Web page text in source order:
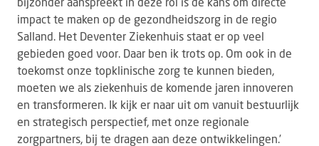
impact te maken op de gezondheidszorg in de regio
Salland. Het Deventer Ziekenhuis staat er op veel
gebieden goed voor. Daar ben ik trots op. Om ook in de
toekomst onze topklinische zorg te kunnen bieden,
moeten we als ziekenhuis de komende jaren innoveren
en transformeren. Ik kijk er naar uit om vanuit bestuurlijk
en strategisch perspectief, met onze regionale
zorgpartners, bij te dragen aan deze ontwikkelingen.’